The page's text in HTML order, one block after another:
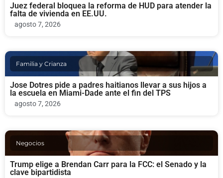
Juez federal bloquea la reforma de HUD para atender la
falta de vivienda en EE.UU.
agosto 7, 2026
Familia y Crianza
Jose Dotres pide a padres haitianos llevar a sus hijos a
la escuela en Miami-Dade ante el fin del TPS
agosto 7, 2026
Negocios
Trump elige a Brendan Carr para la FCC: el Senado y la
clave bipartidista